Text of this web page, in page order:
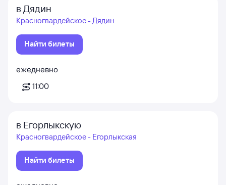
в Дядин
Красногвардейское - Дядин
Найти билеты
ежедневно
11:00
в Егорлыкскую
Красногвардейское - Егорлыкская
Найти билеты